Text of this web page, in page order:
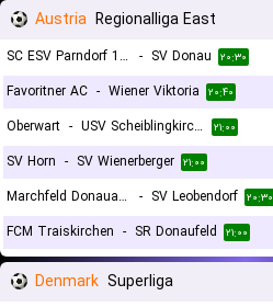
Austria Regionalliga East
SC ESV Parndorf 1919 - SV Donau ۲۰:۳۰
Favoritner AC - Wiener Viktoria ۲۰:۴۰
Oberwart - USV Scheiblingkirchen ۲۱:۰۰
SV Horn - SV Wienerberger ۲۱:۰۰
Marchfeld Donauauen
- SV Leobendorf ۲۰:۳۰
FCM Traiskirchen - SR Donaufeld ۲۱:۰۰
Denmark Superliga